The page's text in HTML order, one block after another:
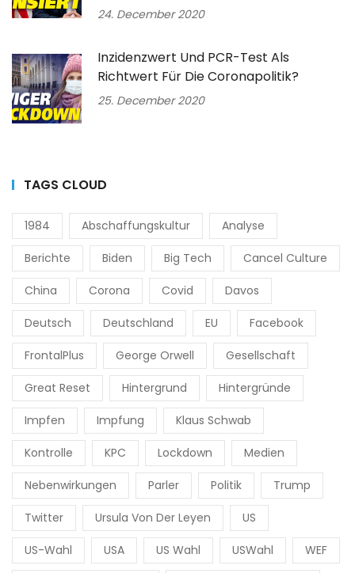
24. December 2020
Inzidenzwert Und PCR-Test Als
Richtwert Für Die Coronapolitik?
25. December 2020
TAGS CLOUD
1984 Abschaffungskultur Analyse
Berichte Biden Big Tech Cancel Culture
China Corona Covid Davos
Deutsch Deutschland EU Facebook
FrontalPlus George Orwell Gesellschaft
Great Reset Hintergrund Hintergründe
Impfen Impfung Klaus Schwab
Kontrolle KPC Lockdown Medien
Nebenwirkungen Parler Politik Trump
Twitter Ursula Von Der Leyen US
US-Wahl USA US Wahl USWahl WEF